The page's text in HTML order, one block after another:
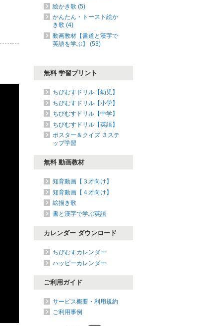
絵かき歌 (5)
かんたん・トースト絵か
き歌 (4)
動画教材【書道と漢字で
英語を学ぶ】 (53)
無料 学習プリント
ちびむすドリル【幼児】
ちびむすドリル【小学】
ちびむすドリル【中学】
ちびむすドリル【英語】
ポスター＆クイズ ３ステ
ップ学習
無料 動画教材
知育動画【３才向け】
知育動画【４才向け】
絵描き歌
書と漢字で学ぶ英語
カレンダー ダウンロード
ちびむすカレンダー
ハッピーカレンダー
ご利用ガイド
サービス概要・利用規約
ご利用事例